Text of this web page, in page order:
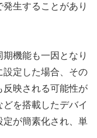
生することがあり
機能も一因となり
設定した場合、その
反映される可能性が
を搭載したデバイ
定が簡素化され、単